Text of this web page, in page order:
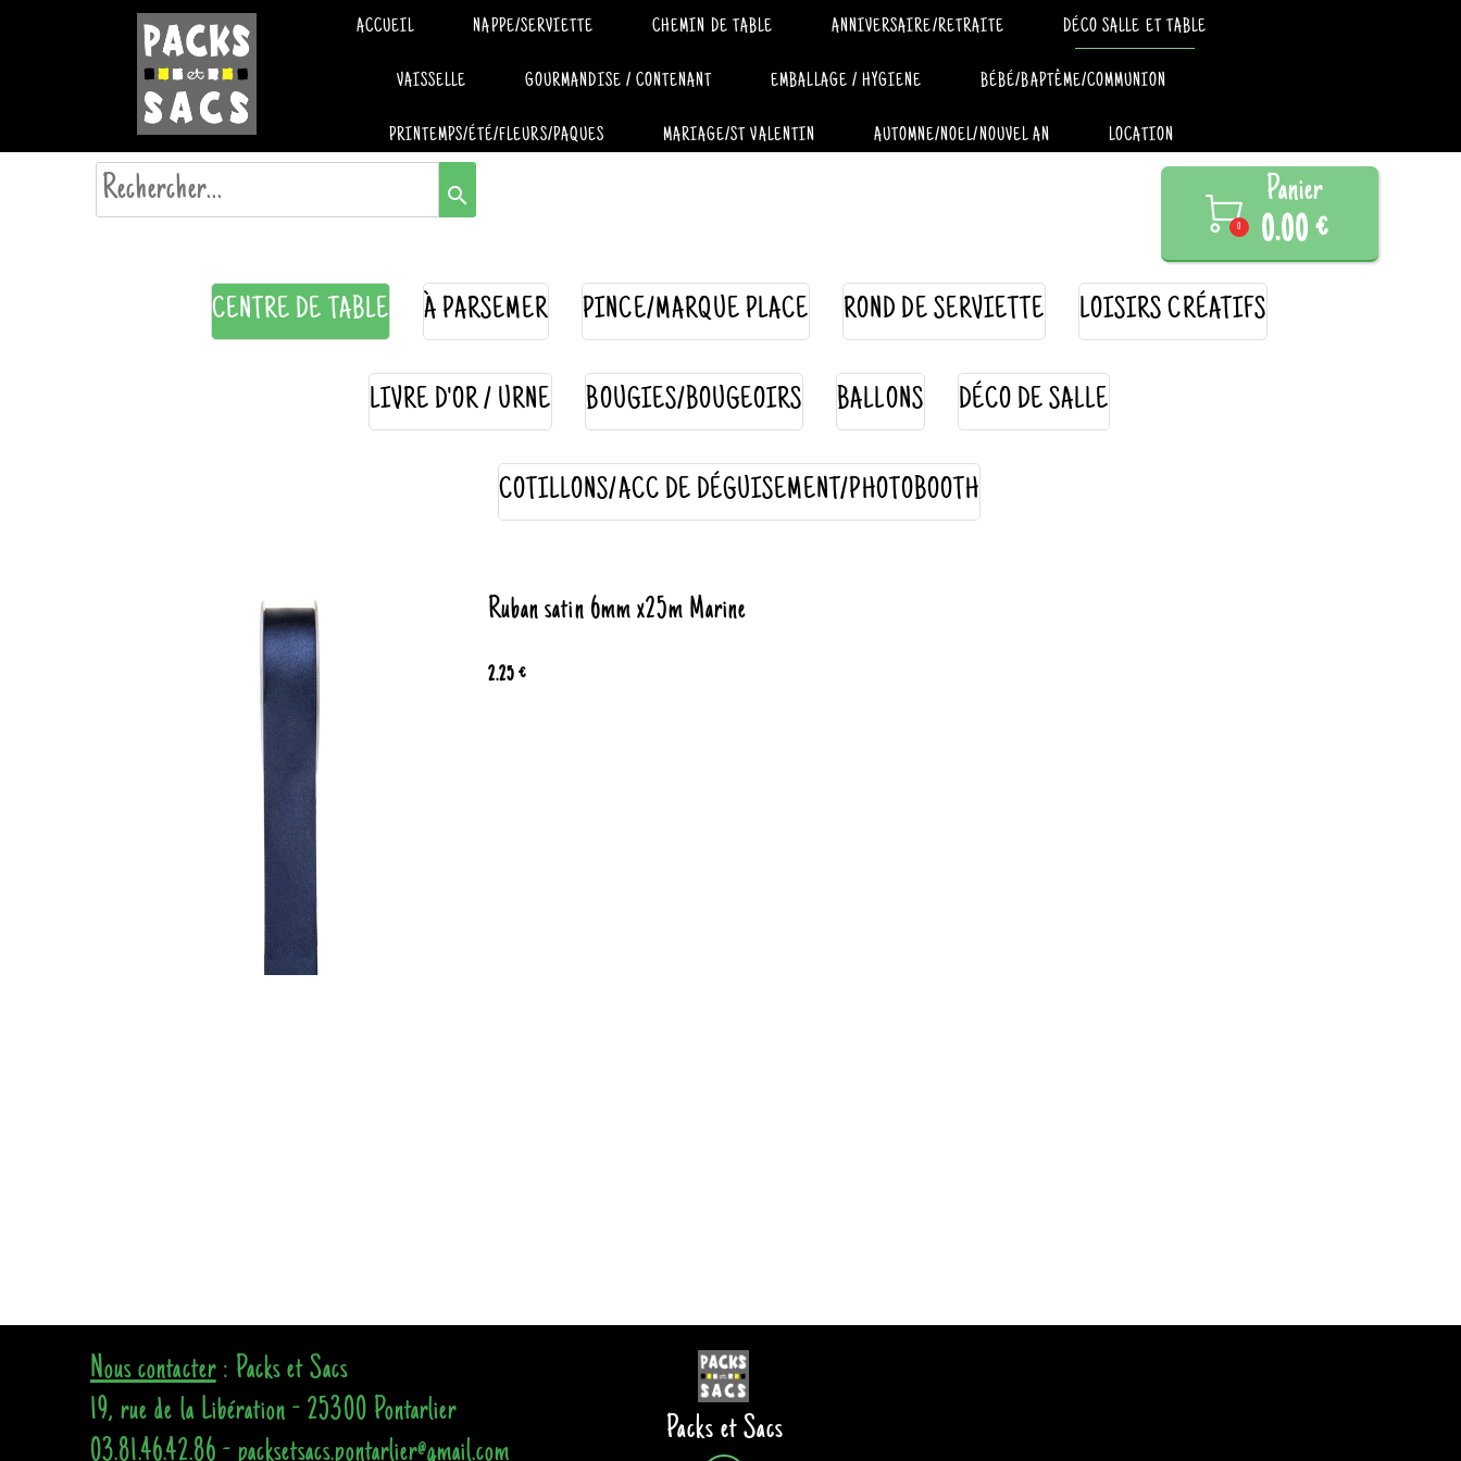
ACCUEIL NAPPE/SERVIETTE CHEMIN DE TABLE ANNIVERSAIRE/RETRAITE DÉCO SALLE ET TABLE
VAISSELLE GOURMANDISE / CONTENANT EMBALLAGE / HYGIENE BÉBÉ/BAPTÊME/COMMUNION
PRINTEMPS/ÉTÉ/FLEURS/PAQUES MARIAGE/ST VALENTIN AUTOMNE/NOEL/NOUVEL AN LOCATION
Packs et Sacs
Nous contacter: Packs et Sacs
19, rue de la Libération - 25300 Pontarlier
03.81.46.42.86 - packsetsacs.pontarlier@gmail.com
search 
0
Panier
0.00 €
CENTRE DE TABLE À PARSEMER PINCE/MARQUE PLACE ROND DE SERVIETTE LOISIRS CRÉATIFS
LIVRE D'OR / URNE BOUGIES/BOUGEOIRS BALLONS DÉCO DE SALLE
COTILLONS/ACC DE DÉGUISEMENT/PHOTOBOOTH
Ruban satin 6mm x25m Marine
2.25 €